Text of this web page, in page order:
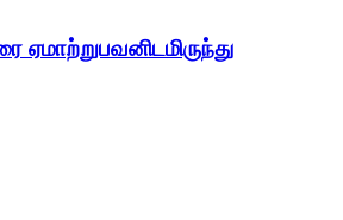
ஏமாற்றுபவனிடமிருந்து